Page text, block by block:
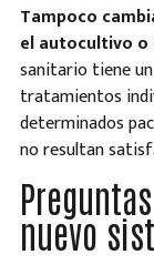
Tampoco
el autocultivo o
sanitario tiene
tratamientos
determinados
no resultan
nuevo